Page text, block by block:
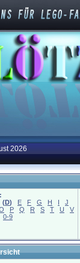
2026
(D) E F G H I
J
P Q R S T U
V
0-9